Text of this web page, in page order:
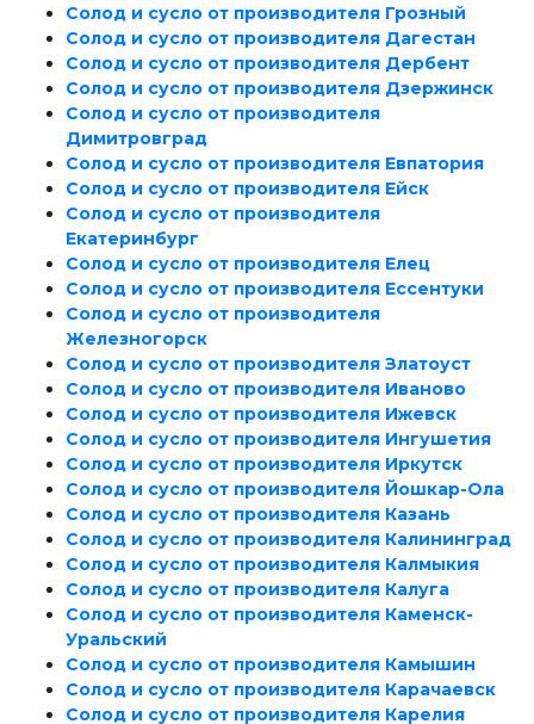
Солод и сусло от производителя Грозный
Солод и сусло от производителя Дагестан
Солод и сусло от производителя Дербент
Солод и сусло от производителя Дзержинск
Солод и сусло от производителя
Димитровград
Солод и сусло от производителя Евпатория
Солод и сусло от производителя Ейск
Солод и сусло от производителя
Екатеринбург
Солод и сусло от производителя Елец
Солод и сусло от производителя Ессентуки
Солод и сусло от производителя
Железногорск
Солод и сусло от производителя Златоуст
Солод и сусло от производителя Иваново
Солод и сусло от производителя Ижевск
Солод и сусло от производителя Ингушетия
Солод и сусло от производителя Иркутск
Солод и сусло от производителя Йошкар-Ола
Солод и сусло от производителя Казань
Солод и сусло от производителя Калининград
Солод и сусло от производителя Калмыкия
Солод и сусло от производителя Калуга
Солод и сусло от производителя Каменск-
Уральский
Солод и сусло от производителя Камышин
Солод и сусло от производителя Карачаевск
Солод и сусло от производителя Карелия